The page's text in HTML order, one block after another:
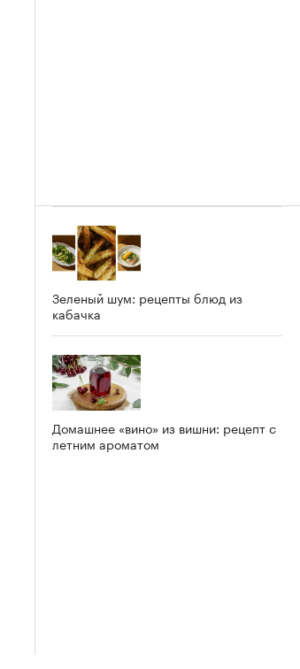
Зеленый шум: рецепты блюд из
кабачка
Домашнее «вино» из вишни: рецепт с
летним ароматом